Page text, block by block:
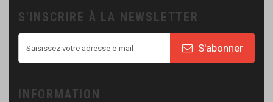
S'INSCRIRE À LA NEWSLETTER
S'abonner
INFORMATION